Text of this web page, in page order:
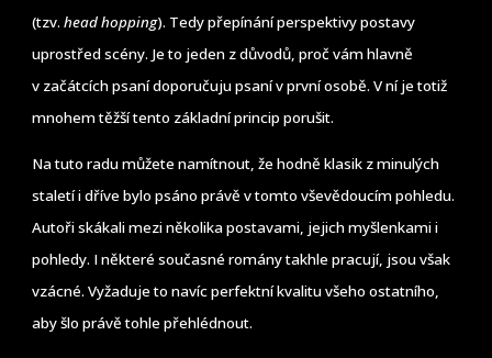
(tzv.head hopping). Tedy přepínání perspektivy postavy
uprostřed scény. Je to jeden z důvodů, proč vám hlavně
v začátcích psaní doporučuju psaní v první osobě. V ní je totiž
mnohem těžší tento základní princip porušit.
Na tuto radu můžete namítnout, že hodně klasik z minulých
staletí i dříve bylo psáno právě v tomto vševědoucím pohledu.
Autoři skákali mezi několika postavami, jejich myšlenkami i
pohledy. I některé současné romány takhle pracují, jsou však
vzácné. Vyžaduje to navíc perfektní kvalitu všeho ostatního,
aby šlo právě tohle přehlédnout.